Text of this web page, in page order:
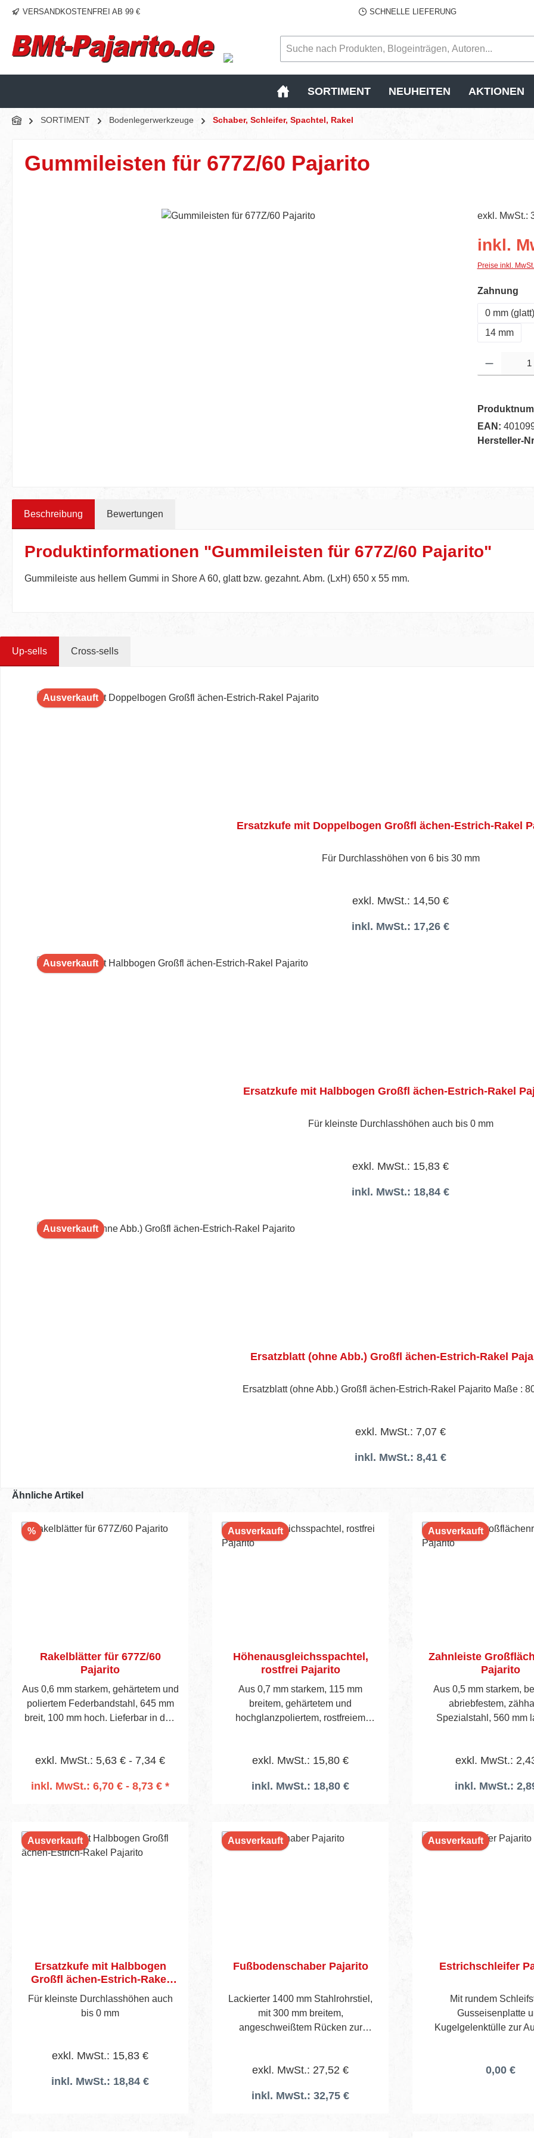
Hauptinhalt springen
Zur Suche springen
Zur Hauptnavigation springen
VERSANDKOSTENFREI AB 99 € SCHNELLE LIEFERUNG
SORTIMENT NEUHEITEN AKTIONEN
SORTIMENT Bodenlegerwerkzeuge Schaber, Schleifer, Spachtel, Rakel
Gummileisten für 677Z/60 Pajarito
exkl. MwSt.:
inkl.
Preise inkl.
Zahnung
0 mm (glatt)
14 mm
EAN:
Hersteller-
Beschreibung Bewertungen
Produktinformationen "Gummileisten für 677Z/60 Pajarito"
Gummileiste aus hellem Gummi in Shore A 60, glatt bzw. gezahnt. Abm. (LxH) 650 x 55 mm.
Up-sells Cross-sells
Ausverkauft
Ersatzkufe mit Doppelbogen Großfl ächen-Estrich-Rakel
Für Durchlasshöhen von 6 bis 30 mm
exkl. MwSt.: 14,50 €
inkl. MwSt.: 17,26 €
Ausverkauft
Ersatzkufe mit Halbbogen Großfl ächen-Estrich-Rakel
Für kleinste Durchlasshöhen auch bis 0 mm
exkl. MwSt.: 15,83 €
inkl. MwSt.: 18,84 €
Ausverkauft
Ersatzblatt (ohne Abb.) Großfl ächen-Estrich-Rakel
Ersatzblatt (ohne Abb.) Großfl ächen-Estrich-Rakel Pajarito Maße :
exkl. MwSt.: 7,07 €
inkl. MwSt.: 8,41 €
Ähnliche Artikel
%Rabatt
Rakelblätter für 677Z/60
Pajarito
Aus 0,6 mm starkem, gehärtetem und
poliertem Federbandstahl, 645 mm
breit, 100 mm hoch. Lieferbar in den
Übersicht aller Zahnformen finden
exkl. MwSt.: 5,63 € - 7,34 €
inkl. MwSt.: 6,70 € - 8,73 € *
Ausverkauft
Höhenausgleichsspachtel,
rostfrei Pajarito
Aus 0,7 mm starkem, 115 mm
breitem, gehärtetem und
hochglanzpoliertem, rostfreiem
Schrauben und Flügelmuttern
stufenlos verstellbar von 2 bis 15
exkl. MwSt.: 15,80 €
inkl. MwSt.: 18,80 €
Ausverkauft
Zahnleiste
Pajarito
Aus 0,5 mm starkem,
abriebfestem,
Spezialstahl, 560 mm
44/45. Maße : 560
exkl. MwSt.:
inkl. MwSt.:
Ausverkauft
Ersatzkufe mit Halbbogen
Großfl ächen-Estrich-Rakel
Pajarito
Für kleinste Durchlasshöhen auch
bis 0 mm
exkl. MwSt.: 15,83 €
inkl. MwSt.: 18,84 €
Ausverkauft
Fußbodenschaber Pajarito
Lackierter 1400 mm Stahlrohrstiel,
mit 300 mm breitem,
angeschweißtem Rücken zur
siehe Art.-Nr. 850E und 850R/E.
exkl. MwSt.: 27,52 €
inkl. MwSt.: 32,75 €
Ausverkauft
Estrichschleifer
Mit rundem
Gusseisenplatte
Kugelgelenktülle zur
mm.
0,00 €